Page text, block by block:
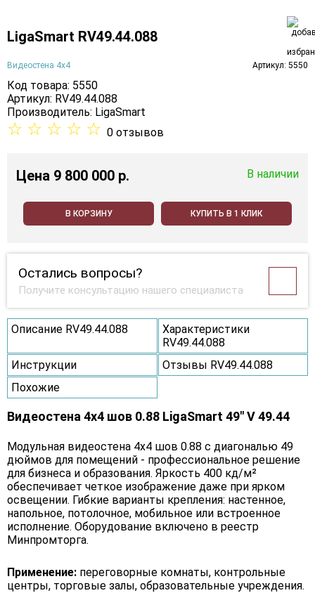
LigaSmart RV49.44.088
Видеостена 4х4 Артикул: 5550
Код товара: 5550
Артикул: RV49.44.088
Производитель: LigaSmart
☆ ☆ ☆ ☆ ☆ 0 отзывов
Цена 9 800 000 p. В наличии
В КОРЗИНУ КУПИТЬ В 1 КЛИК
Остались вопросы?
Получите консультацию нашего специалиста
Описание RV49.44.088
Характеристики
RV49.44.088
Инструкции
Отзывы RV49.44.088
Похожие
Видеостена 4x4 шов 0.88 LigaSmart 49" V 49.44
Модульная видеостена 4x4 шов 0.88 с диагональю 49
дюймов для помещений - профессиональное решение
для бизнеса и образования. Яркость 400 кд/м²
обеспечивает четкое изображение даже при ярком
освещении. Гибкие варианты крепления: настенное,
напольное, потолочное, мобильное или встроенное
исполнение. Оборудование включено в реестр
Минпромторга.
Применение: переговорные комнаты, контрольные
центры, торговые залы, образовательные учреждения.